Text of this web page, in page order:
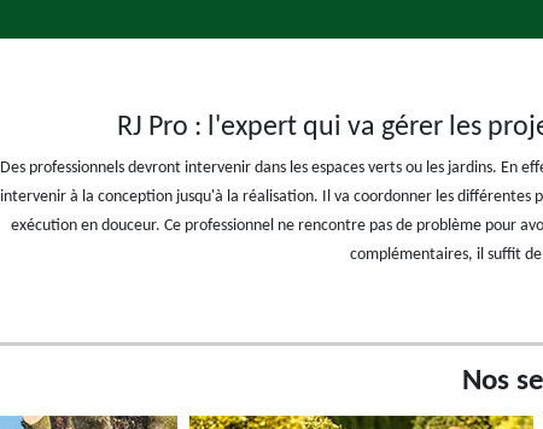
RJ Pro : l'expert qui va gérer les
Des professionnels devront intervenir dans les espaces verts ou les jardins. En
intervenir à la conception jusqu'à la réalisation. Il va coordonner les
exécution en douceur. Ce professionnel ne rencontre pas de problème pour
complémentaires, il suffit
Nos